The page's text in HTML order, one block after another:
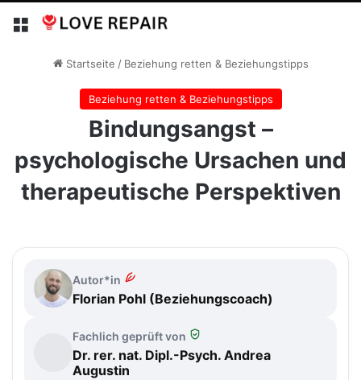
Menü
Startseite / Beziehung retten & Beziehungstipps
Beziehung retten & Beziehungstipps
Bindungsangst –
psychologische Ursachen und
therapeutische Perspektiven
Autor*in
Florian Pohl (Beziehungscoach)
Fachlich geprüft von
Dr. rer. nat. Dipl.-Psych. Andrea
Augustin